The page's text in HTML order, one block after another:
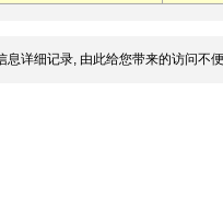
息详细记录, 由此给您带来的访问不